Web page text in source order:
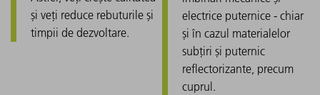
și veți reduce rebuturile și
timpii de dezvoltare.
electrice puternice - chiar
și în cazul materialelor
subțiri și puternic
reflectorizante, precum
cuprul.